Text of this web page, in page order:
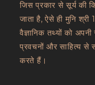
जिस प्रकार से सूर्य की
जाता है, ऐसे ही मुनि श्री
वैज्ञानिक तथ्यों को
प्रवचनों और साहित्य से
करते हैं।